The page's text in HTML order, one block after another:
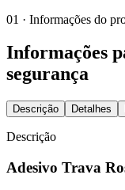
01 · Informações do
Informações
segurança
Descrição Detalhes
Descrição
Adesivo Trava